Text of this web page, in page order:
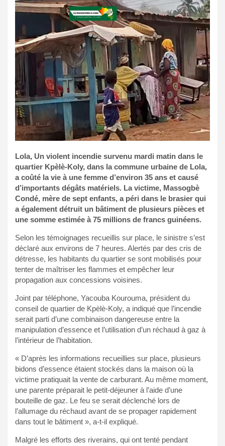
Lola, Un violent incendie survenu mardi matin dans le
quartier Kpèlè-Koly, dans la commune urbaine de Lola,
a coûté la vie à une femme d’environ 35 ans et causé
d’importants dégâts matériels. La victime, Massogbè
Condé, mère de sept enfants, a péri dans le brasier qui
a également détruit un bâtiment de plusieurs pièces et
une somme estimée à 75 millions de francs guinéens.
Selon les témoignages recueillis sur place, le sinistre s’est
déclaré aux environs de 7 heures. Alertés par des cris de
détresse, les habitants du quartier se sont mobilisés pour
tenter de maîtriser les flammes et empêcher leur
propagation aux concessions voisines.
Joint par téléphone, Yacouba Kourouma, président du
conseil de quartier de Kpèlè-Koly, a indiqué que l’incendie
serait parti d’une combinaison dangereuse entre la
manipulation d’essence et l’utilisation d’un réchaud à gaz à
l’intérieur de l’habitation.
« D’après les informations recueillies sur place, plusieurs
bidons d’essence étaient stockés dans la maison où la
victime pratiquait la vente de carburant. Au même moment,
une parente préparait le petit-déjeuner à l’aide d’une
bouteille de gaz. Le feu se serait déclenché lors de
l’allumage du réchaud avant de se propager rapidement
dans tout le bâtiment », a-t-il expliqué.
Malgré les efforts des riverains, qui ont tenté pendant